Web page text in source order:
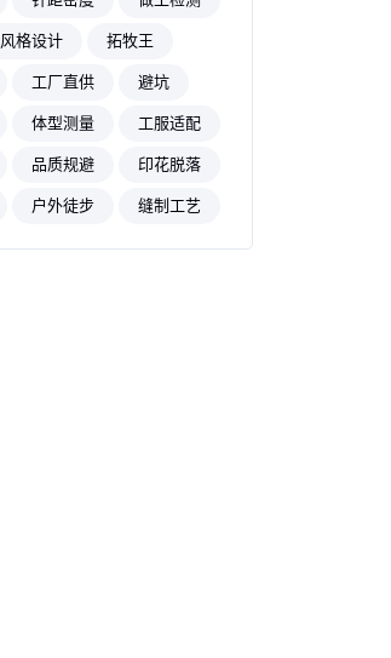
风格设计
拓牧王
工厂直供
避坑
体型测量
工服适配
品质规避
印花脱落
户外徒步 缝制工艺